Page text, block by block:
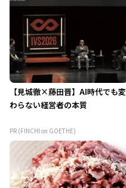
【見城徹×藤田晋】AI時代でも変
わらない経営者の本質
PR (FINCHI on GOETHE)